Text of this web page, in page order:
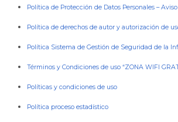
Política de Protección de Datos Personales –
Política de derechos de autor y autorización de
Política Sistema de Gestión de Seguridad de la
Términos y Condiciones de uso “ZONA WIFI
Políticas y condiciones de uso
Política proceso estadístico